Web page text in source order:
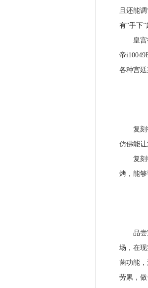
且还能
有“手下”
皇宫御
帝
各种宫廷
复刻御
仿佛能让
复刻御
烤，能够
品尝完
场，在
菌功能
劳累，做